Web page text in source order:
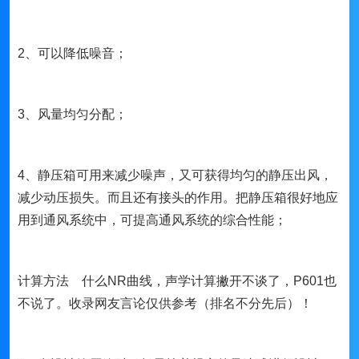
2、可以降低噪音；
3、风量均匀分配；
4、静压箱可用来减少噪声，又可获得均匀的静压出风，
减少动压损失。而且还有接头的作用。把静压箱很好地应
用到通风系统中，可提高通风系统的综合性能；
计算方法 什么NR曲线，声学计算撇开不谈了，P601也
不说了。收录网友言论仅供参考（排名不分先后）！